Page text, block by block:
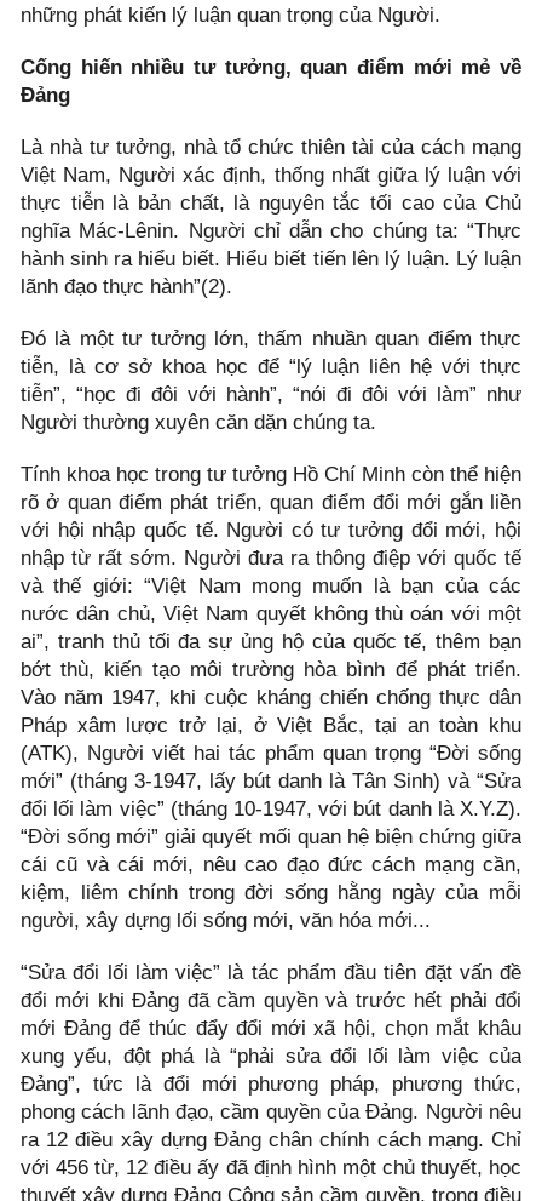
những phát kiến lý luận quan trọng của Người.
Cống hiến nhiều tư tưởng, quan điểm mới mẻ về
Đảng
Là nhà tư tưởng, nhà tổ chức thiên tài của cách mạng
Việt Nam, Người xác định, thống nhất giữa lý luận với
thực tiễn là bản chất, là nguyên tắc tối cao của Chủ
nghĩa Mác-Lênin. Người chỉ dẫn cho chúng ta: “Thực
hành sinh ra hiểu biết. Hiểu biết tiến lên lý luận. Lý luận
lãnh đạo thực hành”(2).
Đó là một tư tưởng lớn, thấm nhuần quan điểm thực
tiễn, là cơ sở khoa học để “lý luận liên hệ với thực
tiễn”, “học đi đôi với hành”, “nói đi đôi với làm” như
Người thường xuyên căn dặn chúng ta.
Tính khoa học trong tư tưởng Hồ Chí Minh còn thể hiện
rõ ở quan điểm phát triển, quan điểm đổi mới gắn liền
với hội nhập quốc tế. Người có tư tưởng đổi mới, hội
nhập từ rất sớm. Người đưa ra thông điệp với quốc tế
và thế giới: “Việt Nam mong muốn là bạn của các
nước dân chủ, Việt Nam quyết không thù oán với một
ai”, tranh thủ tối đa sự ủng hộ của quốc tế, thêm bạn
bớt thù, kiến tạo môi trường hòa bình để phát triển.
Vào năm 1947, khi cuộc kháng chiến chống thực dân
Pháp xâm lược trở lại, ở Việt Bắc, tại an toàn khu
(ATK), Người viết hai tác phẩm quan trọng “Đời sống
mới” (tháng 3-1947, lấy bút danh là Tân Sinh) và “Sửa
đổi lối làm việc” (tháng 10-1947, với bút danh là X.Y.Z).
“Đời sống mới” giải quyết mối quan hệ biện chứng giữa
cái cũ và cái mới, nêu cao đạo đức cách mạng cần,
kiệm, liêm chính trong đời sống hằng ngày của mỗi
người, xây dựng lối sống mới, văn hóa mới...
“Sửa đổi lối làm việc” là tác phẩm đầu tiên đặt vấn đề
đổi mới khi Đảng đã cầm quyền và trước hết phải đổi
mới Đảng để thúc đẩy đổi mới xã hội, chọn mắt khâu
xung yếu, đột phá là “phải sửa đổi lối làm việc của
Đảng”, tức là đổi mới phương pháp, phương thức,
phong cách lãnh đạo, cầm quyền của Đảng. Người nêu
ra 12 điều xây dựng Đảng chân chính cách mạng. Chỉ
với 456 từ, 12 điều ấy đã định hình một chủ thuyết, học
thuyết xây dựng Đảng Cộng sản cầm quyền, trong điều